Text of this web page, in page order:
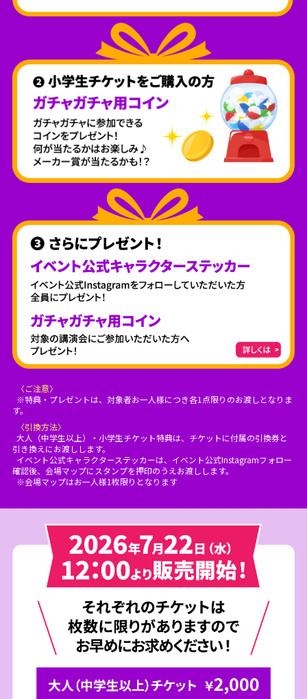
〈ご注意〉
※特典・プレゼントは、対象者お一人様につき各1点限りのお渡しとなりま
す。
〈引換方法〉
大人（中学生以上）・小学生チケット特典は、チケットに付属の引換券と
引き換えにお渡しします。
イベント公式キャラクターステッカーは、イベント公式Instagramフォロー
確認後、会場マップにスタンプを押印のうえお渡しします。
※会場マップはお一人様1枚限りとなります